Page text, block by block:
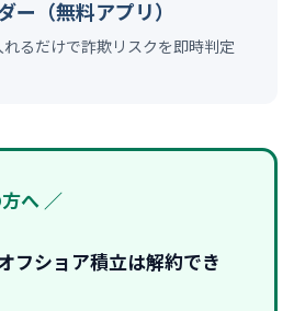
ー（無料アプリ）
るだけで詐欺リスクを即時判定
へ ／
フショア積立は解約でき